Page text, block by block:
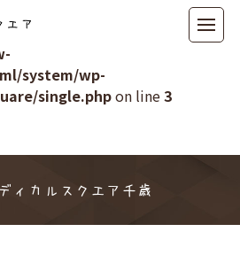
メディカルスクエア
property "ID" on null in
system/wp-
single.phpon line3
ィカルスクエア千歳